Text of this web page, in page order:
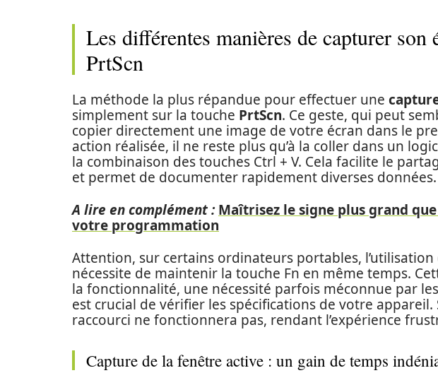
Les différentes manières de capturer son
PrtScn
La méthode la plus répandue pour effectuer une
simplement sur la touche PrtScn. Ce geste, qui peut
copier directement une image de votre écran dans le
action réalisée, il ne reste plus qu’à la coller dans un
la combinaison des touches Ctrl + V. Cela facilite le
et permet de documenter rapidement diverses données.
A lire en complément : Maîtrisez le signe plus grand
votre programmation
Attention, sur certains ordinateurs portables, l’utilisation
nécessite de maintenir la touche Fn en même temps.
la fonctionnalité, une nécessité parfois méconnue par
est crucial de vérifier les spécifications de votre appareil.
raccourci ne fonctionnera pas, rendant l’expérience
Capture de la fenêtre active : un gain de temps